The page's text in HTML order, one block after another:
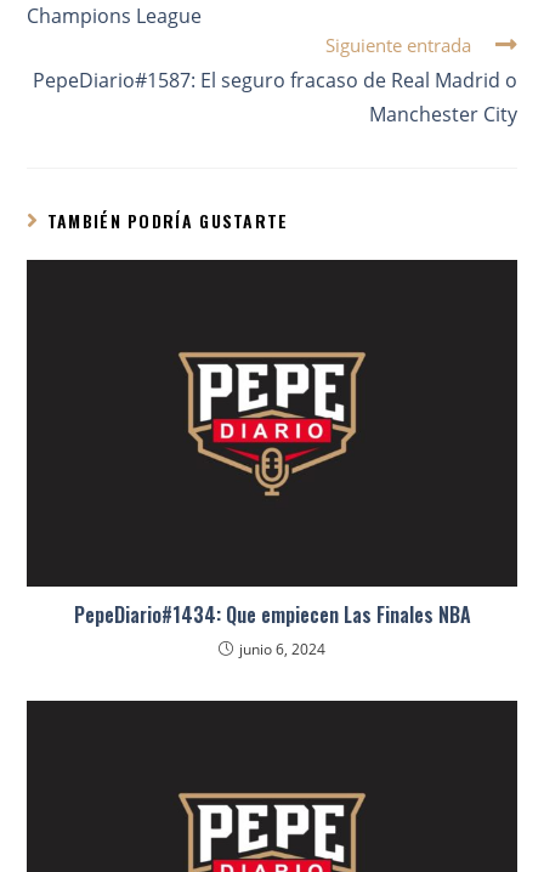
Champions League
Siguiente entrada
PepeDiario#1587: El seguro fracaso de Real Madrid o
Manchester City
TAMBIÉN PODRÍA GUSTARTE
PepeDiario#1434: Que empiecen Las Finales NBA
junio 6, 2024